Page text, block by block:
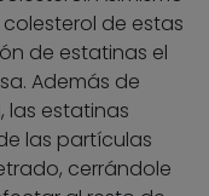
de estas
de estatinas el
Además de
las estatinas
las partículas
cerrándole